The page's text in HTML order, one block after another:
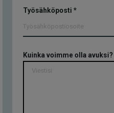
Työsähköposti *
Kuinka voimme olla avuksi?